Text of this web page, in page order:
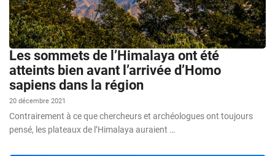
Les sommets de l’Himalaya ont été
atteints bien avant l’arrivée d’Homo
sapiens dans la région
20 décembre 2021
Contrairement à ce que chercheurs et archéologues ont toujours
pensé, les plateaux de l’Himalaya auraient …